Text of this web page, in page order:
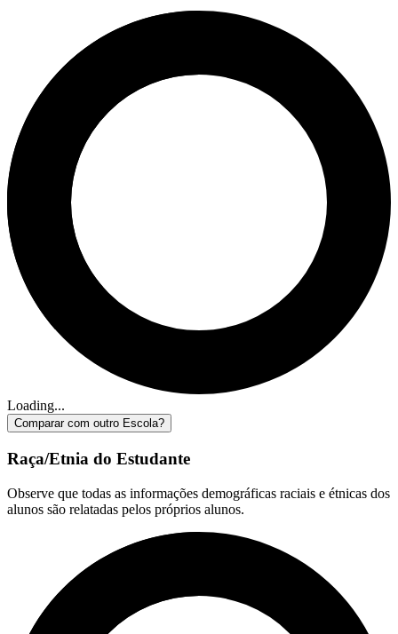
Loading...
Comparar com outro Escola?
Raça/Etnia do Estudante
Observe que todas as informações demográficas raciais e étnicas dos
alunos são relatadas pelos próprios alunos.